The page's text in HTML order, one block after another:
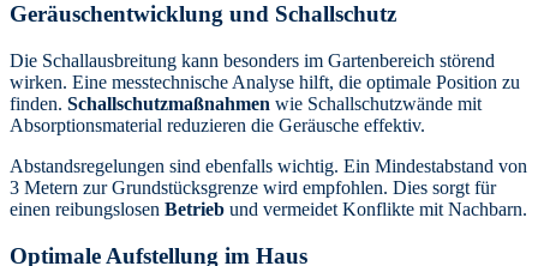
Geräuschentwicklung und Schallschutz
Die Schallausbreitung kann besonders im Gartenbereich störend
wirken. Eine messtechnische Analyse hilft, die optimale Position zu
finden. Schallschutzmaßnahmen wie Schallschutzwände mit
Absorptionsmaterial reduzieren die Geräusche effektiv.
Abstandsregelungen sind ebenfalls wichtig. Ein Mindestabstand von
3 Metern zur Grundstücksgrenze wird empfohlen. Dies sorgt für
einen reibungslosen Betrieb und vermeidet Konflikte mit Nachbarn.
Optimale Aufstellung im Haus